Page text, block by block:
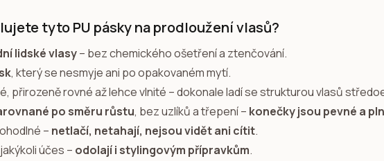
tyto PU pásky na prodloužení vlasů?
lidské vlasy– bez chemického ošetření a ztenčování.
, který se nesmyje ani po opakovaném mytí.
přirozeně rovné až lehce vlnité – dokonale ladí se strukturou vlasů
po směru růstu, bez uzlíků a třepení – konečky jsou pevné a
– netlačí, netahají, nejsou vidět ani cítit.
účes – odolají i stylingovým přípravkům.